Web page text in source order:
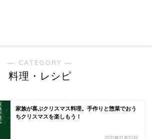
― CATEGORY ―
料理・レシピ
家族が喜ぶクリスマス料理。手作りと惣菜でおう
ちクリスマスを楽しもう！
2021年11月10日